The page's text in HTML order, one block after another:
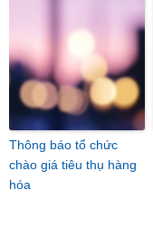
Thông báo tổ chức
chào giá tiêu thụ hàng
hóa